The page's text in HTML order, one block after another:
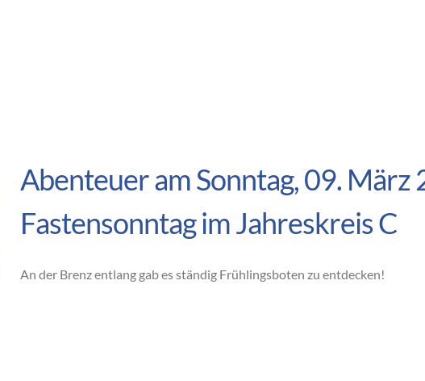
Abenteuer am Sonntag, 09. März
Fastensonntag im Jahreskreis C
An der Brenz entlang gab es ständig Frühlingsboten zu entdecken!